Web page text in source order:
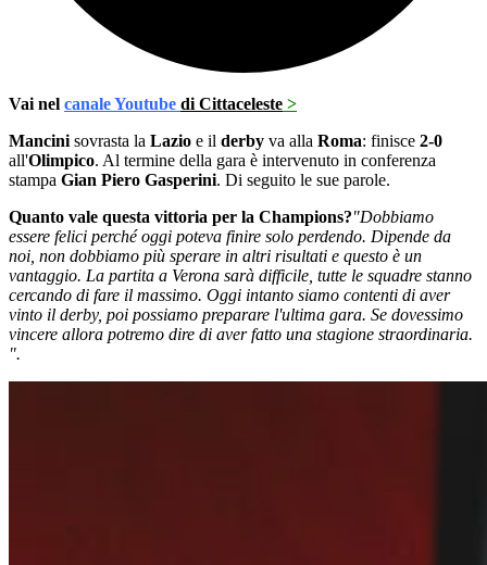
Vai nel canale Youtube di Cittaceleste >
Mancini sovrasta la Lazio e il derby va alla Roma: finisce 2-0
all'Olimpico. Al termine della gara è intervenuto in conferenza
stampa Gian Piero Gasperini. Di seguito le sue parole.
Quanto vale questa vittoria per la Champions?"Dobbiamo
essere felici perché oggi poteva finire solo perdendo. Dipende da
noi, non dobbiamo più sperare in altri risultati e questo è un
vantaggio. La partita a Verona sarà difficile, tutte le squadre stanno
cercando di fare il massimo. Oggi intanto siamo contenti di aver
vinto il derby, poi possiamo preparare l'ultima gara. Se dovessimo
vincere allora potremo dire di aver fatto una stagione straordinaria.
".